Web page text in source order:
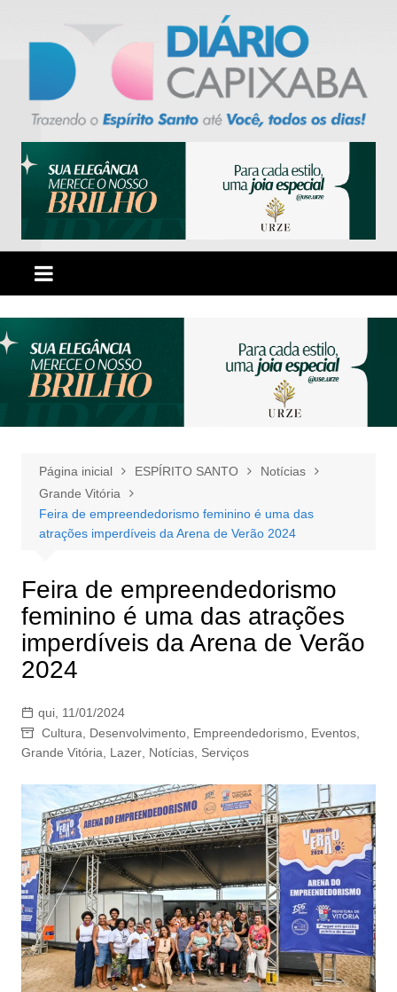
Página inicial ESPÍRITO SANTO
Notícias
Grande Vitória
Feira de empreendedorismo feminino é uma das
atrações imperdíveis da Arena de Verão 2024
Feira de empreendedorismo
feminino é uma das atrações
imperdíveis da Arena de Verão
2024
qui, 11/01/2024
Cultura
Desenvolvimento, Empreendedorismo, Eventos,
Grande Vitória
Lazer, Notícias, Serviços